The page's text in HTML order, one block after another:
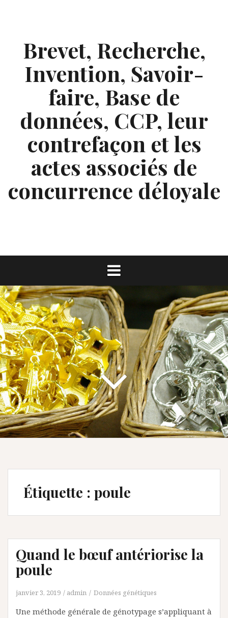
Brevet, Recherche,
Invention, Savoir-
faire, Base de
données, CCP, leur
contrefaçon et les
actes associés de
concurrence déloyale
Étiquette : poule
Quand le bœuf antériorise la
poule
janvier 3, 2019 admin Données génétiques
Une méthode générale de génotypage s’appliquant à